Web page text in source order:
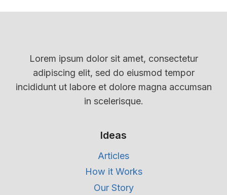
Lorem ipsum dolor sit amet, consectetur
adipiscing elit, sed do eiusmod tempor
incididunt ut labore et dolore magna accumsan
in scelerisque.
Ideas
Articles
How it Works
Our Story